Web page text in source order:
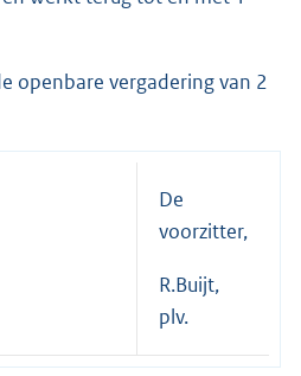
openbare vergadering van 2
De
voorzitter,
R.Buijt,
plv.